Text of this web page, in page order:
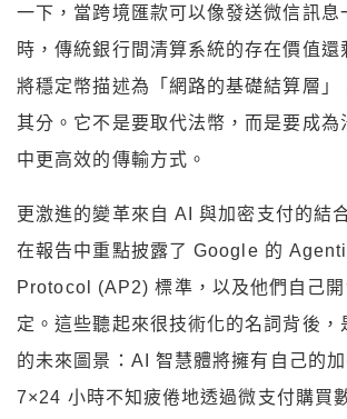
一下，當跨境匯款可以像發送微信訊息
時，傳統銀行間清算系統的存在價值
將穩定幣描述為「網路的基礎結算層」
其分。它不是要取代法幣，而是要成為
中更高效的傳輸方式。
更激進的變革來自 AI 與加密支付的結
在報告中重點披露了 Google 的
Protocol (AP2) 標準，以及他們自己
定。這些聽起來很技術化的名詞背後，
的未來圖景：AI 智慧體將擁有自己的
7×24 小時不知疲倦地透過微支付購買